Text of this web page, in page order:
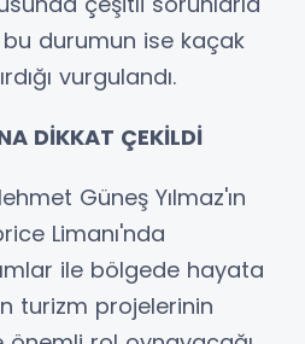
bu durumun ise kaçak
vurgulandı.
DİKKAT ÇEKİLDİ
Güneş Yılmaz'ın
Limanı'nda
ile bölgede hayata
turizm projelerinin